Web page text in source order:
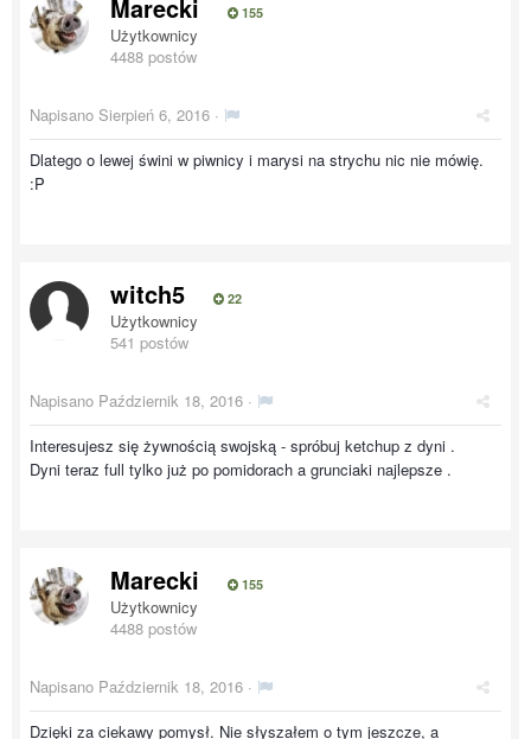
Marecki 155
Użytkownicy
4488 postów
Napisano Sierpień 6, 2016 ·
Dlatego o lewej świni w piwnicy i marysi na strychu nic nie mówię.
:P
witch5 22
Użytkownicy
541 postów
Napisano Październik 18, 2016 ·
Interesujesz się żywnością swojską - spróbuj ketchup z dyni .
Dyni teraz full tylko już po pomidorach a grunciaki najlepsze .
Marecki 155
Użytkownicy
4488 postów
Napisano Październik 18, 2016 ·
Dzięki za ciekawy pomysł. Nie słyszałem o tym jeszcze, a